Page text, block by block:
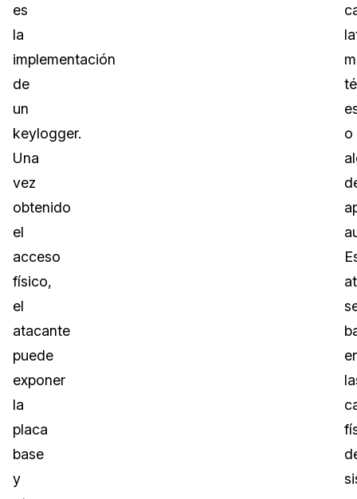
es
la
implementación
de
un
keylogger.
Una
vez
obtenido
el
acceso
físico,
el
atacante
puede
exponer
la
placa
base
y
o